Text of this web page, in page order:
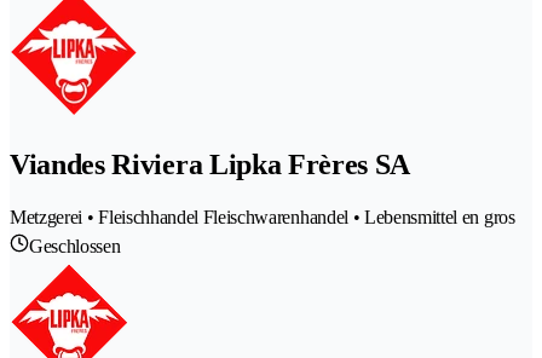
Viandes Riviera Lipka Frères SA
Metzgerei • Fleischhandel Fleischwarenhandel • Lebensmittel en gros
Geschlossen